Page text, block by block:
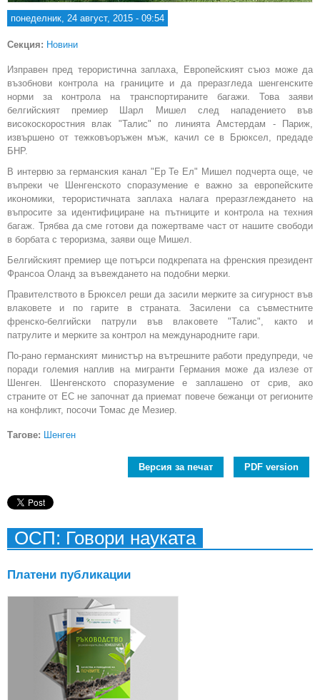
понеделник, 24 август, 2015 - 09:54
Секция: Новини
Изправен пред терористична заплаха, Европейският съюз може да
възобнови контрола на границите и да преразгледа шенгенските
норми за контрола на транспортираните багажи. Това заяви
белгийският премиер Шарл Мишел след нападението във
високоскоростния влак "Талис" по линията Амстердам - Париж,
извършено от тежковъоръжен мъж, качил се в Брюксел, предаде
БНР.
В интервю за германския канал "Ер Те Ел" Мишел подчерта още, че
въпреки че Шенгенското споразумение е важно за европейските
икономики, терористичната заплаха налага преразглеждането на
въпросите за идентифициране на пътниците и контрола на техния
багаж. Трябва да сме готови да пожертваме част от нашите свободи
в борбата с тероризма, заяви още Мишел.
Белгийският премиер ще потърси подкрепата на френския президент
Франсоа Оланд за въвеждането на подобни мерки.
Правителството в Брюксел реши да засили мерките за сигурност във
влаковете и по гарите в страната. Засилени са съвместните
френско-белгийски патрули във влаковете "Талис", както и
патрулите и мерките за контрол на международните гари.
По-рано германският министър на вътрешните работи предупреди, че
поради големия наплив на мигранти Германия може да излезе от
Шенген. Шенгенското споразумение е заплашено от срив, ако
страните от ЕС не започнат да приемат повече бежанци от регионите
на конфликт, посочи Томас де Мезиер.
Тагове: Шенген
Версия за печат PDF version
ОСП: Говори науката
Платени публикации